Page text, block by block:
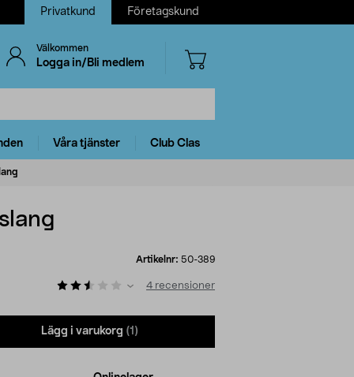
Privatkund Företagskund
Välkommen
Logga in/Bli medlem
Våra tjänster Club Clas
Artikelnr: 50-389
4 recensioner
Lägg i varukorg (1)